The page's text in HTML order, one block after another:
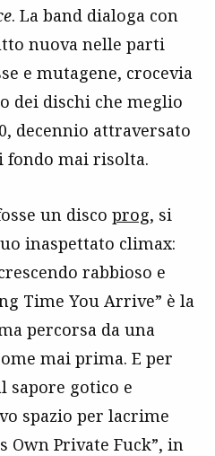
. La band dialoga con
nuova nelle parti
e mutagene, crocevia
dei dischi che meglio
decennio attraversato
fondo mai risolta.
un disco prog, si
inaspettato climax:
rabbioso e
Time You Arrive” è la
percorsa da una
mai prima. E per
sapore gotico e
spazio per lacrime
Own Private Fuck”, in